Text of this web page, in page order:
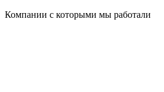
Компании с которыми мы работали